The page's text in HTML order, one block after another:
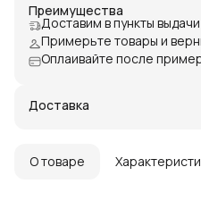
Преимущества
Доставим в пункты
Примерьте товары и
Оплаивайте после
Доставка
О товаре